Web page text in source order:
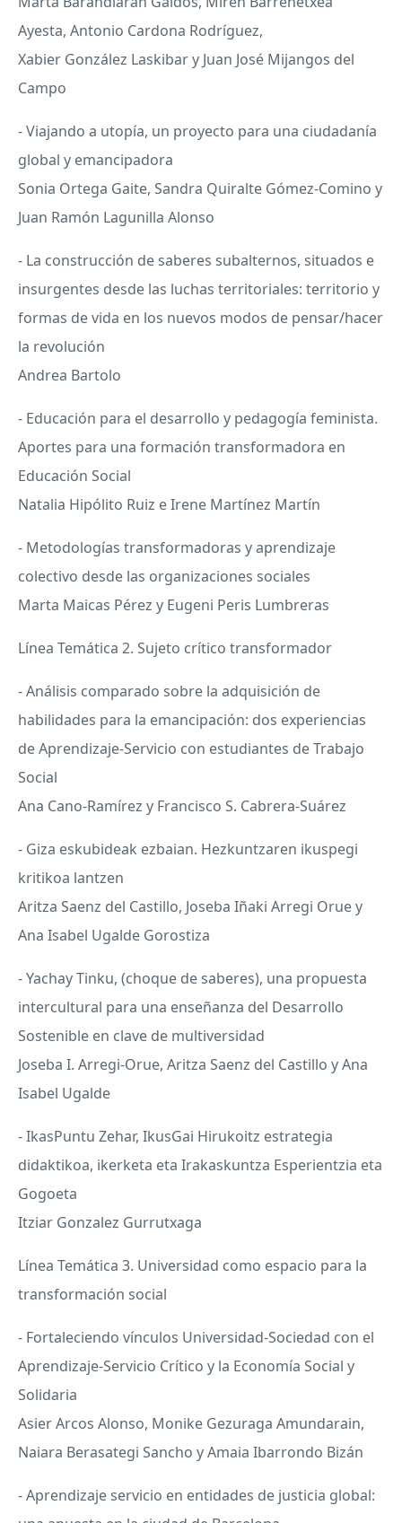
Ayesta, Antonio Cardona Rodríguez,
Xabier González Laskibar y Juan José Mijangos del
Campo
- Viajando a utopía, un proyecto para una ciudadanía
global y emancipadora
Sonia Ortega Gaite, Sandra Quiralte Gómez-Comino y
Juan Ramón Lagunilla Alonso
- La construcción de saberes subalternos, situados e
insurgentes desde las luchas territoriales: territorio y
formas de vida en los nuevos modos de pensar/hacer
la revolución
Andrea Bartolo
- Educación para el desarrollo y pedagogía feminista.
Aportes para una formación transformadora en
Educación Social
Natalia Hipólito Ruiz e Irene Martínez Martín
- Metodologías transformadoras y aprendizaje
colectivo desde las organizaciones sociales
Marta Maicas Pérez y Eugeni Peris Lumbreras
Línea Temática 2. Sujeto crítico transformador
- Análisis comparado sobre la adquisición de
habilidades para la emancipación: dos experiencias
de Aprendizaje-Servicio con estudiantes de Trabajo
Social
Ana Cano-Ramírez y Francisco S. Cabrera-Suárez
- Giza eskubideak ezbaian. Hezkuntzaren ikuspegi
kritikoa lantzen
Aritza Saenz del Castillo, Joseba Iñaki Arregi Orue y
Ana Isabel Ugalde Gorostiza
- Yachay Tinku, (choque de saberes), una propuesta
intercultural para una enseñanza del Desarrollo
Sostenible en clave de multiversidad
Joseba I. Arregi-Orue, Aritza Saenz del Castillo y Ana
Isabel Ugalde
- IkasPuntu Zehar, IkusGai Hirukoitz estrategia
didaktikoa, ikerketa eta Irakaskuntza Esperientzia eta
Gogoeta
Itziar Gonzalez Gurrutxaga
Línea Temática 3. Universidad como espacio para la
transformación social
- Fortaleciendo vínculos Universidad-Sociedad con el
Aprendizaje-Servicio Crítico y la Economía Social y
Solidaria
Asier Arcos Alonso, Monike Gezuraga Amundarain,
Naiara Berasategi Sancho y Amaia Ibarrondo Bizán
- Aprendizaje servicio en entidades de justicia global: